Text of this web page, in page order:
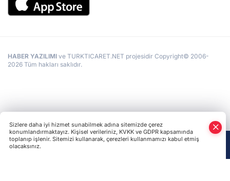
HABER YAZILIMI ve TURKTICARET.NET projesidir Copyright© 2006-
2026 Tüm hakları saklıdır.
Sizlere daha iyi hizmet sunabilmek adına sitemizde çerez
konumlandırmaktayız. Kişisel verileriniz, KVKK ve GDPR kapsamında
toplanıp işlenir. Sitemizi kullanarak, çerezleri kullanmamızı kabul etmiş
olacaksınız.